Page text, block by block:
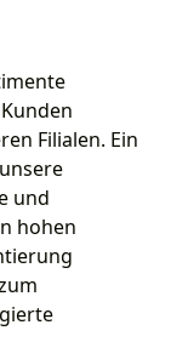
Filialen. Ein
und
hohen